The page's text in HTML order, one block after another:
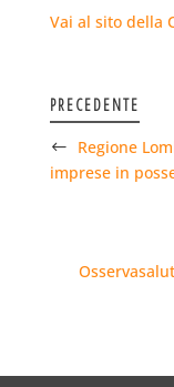
Vai al sito della
PRECEDENTE
Regione
imprese in